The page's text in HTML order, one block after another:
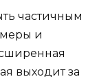
частичным
и
выходит за